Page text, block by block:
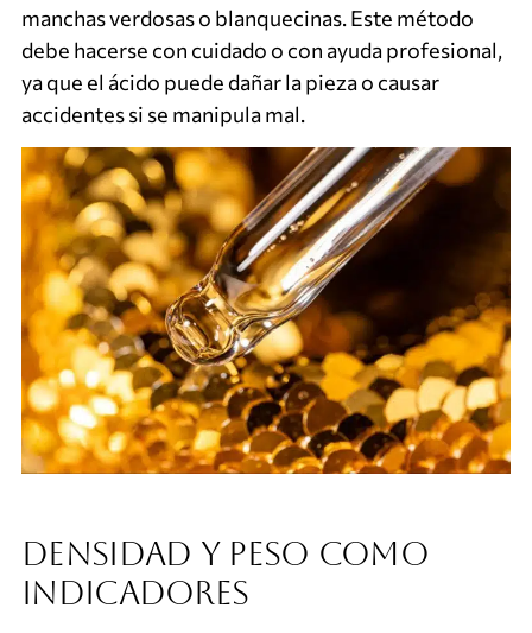
manchas verdosas o blanquecinas. Este método
debe hacerse con cuidado o con ayuda profesional,
ya que el ácido puede dañar la pieza o causar
accidentes si se manipula mal.
Densidad y peso como
indicadores